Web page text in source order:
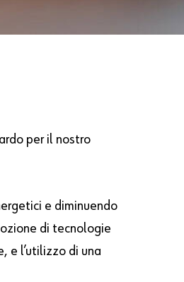
per il nostro
e diminuendo
di tecnologie
e l’utilizzo di una